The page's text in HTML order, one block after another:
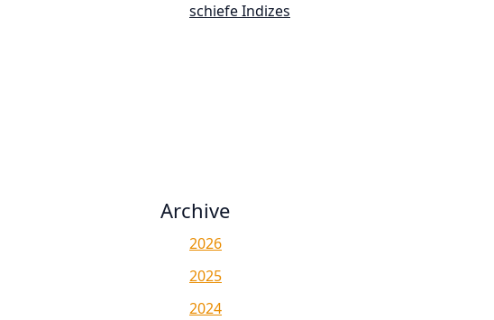
schiefe Indizes
Archive
2026
2025
2024